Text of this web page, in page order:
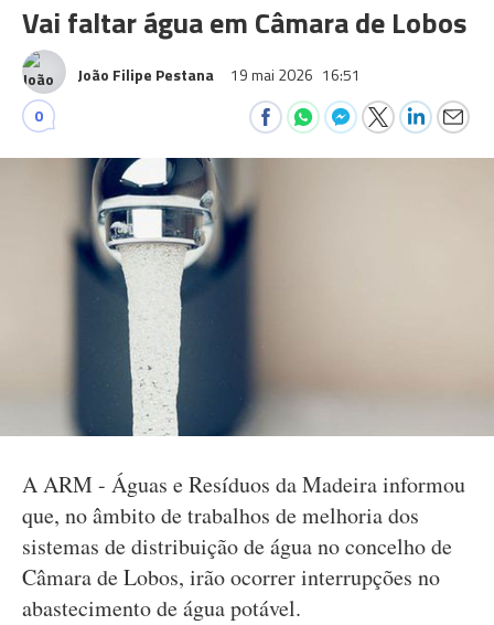
Vai faltar água em Câmara de Lobos
João Filipe Pestana 19 mai 2026 16:51
0
A ARM - Águas e Resíduos da Madeira informou
que, no âmbito de trabalhos de melhoria dos
sistemas de distribuição de água no concelho de
Câmara de Lobos, irão ocorrer interrupções no
abastecimento de água potável.